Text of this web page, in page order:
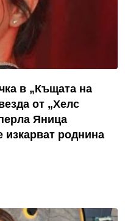
в „Къщата на
от „Хелс
Яница
роднина